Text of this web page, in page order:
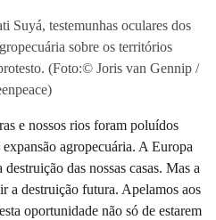
Suyá, testemunhas oculares dos
sobre os territórios
(Foto:© Joris van Gennip /
e nossos rios foram poluídos
agropecuária. A Europa
das nossas casas. Mas a
a destruição futura. Apelamos aos
oportunidade não só de estarem